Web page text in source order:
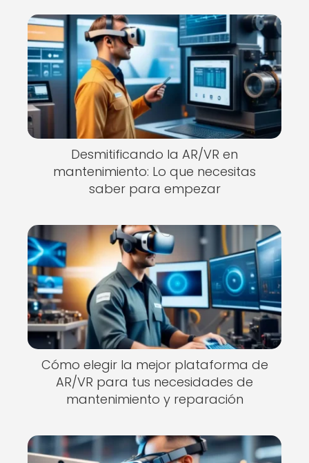
Desmitificando la AR/VR en
mantenimiento: Lo que necesitas
saber para empezar
Cómo elegir la mejor plataforma de
AR/VR para tus necesidades de
mantenimiento y reparación